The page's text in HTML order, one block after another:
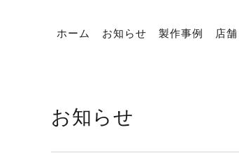
ホーム お知らせ 製作事例 店舗
お知らせ